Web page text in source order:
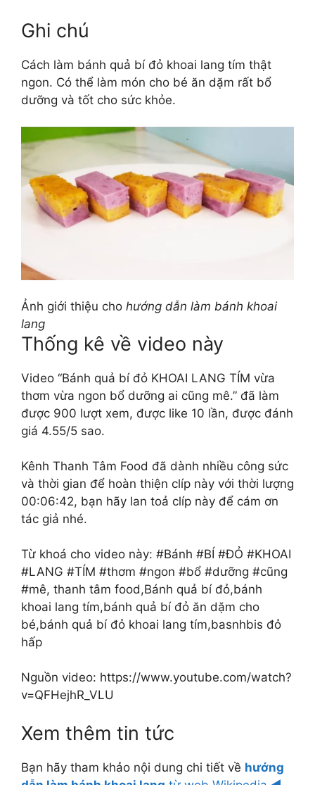
Ghi chú
Cách làm bánh quả bí đỏ khoai lang tím thật
ngon. Có thể làm món cho bé ăn dặm rất bổ
dưỡng và tốt cho sức khỏe.
Ảnh giới thiệu cho hướng dẫn làm bánh khoai
lang
Thống kê về video này
Video “Bánh quả bí đỏ KHOAI LANG TÍM vừa
thơm vừa ngon bổ dưỡng ai cũng mê.” đã làm
được 900 lượt xem, được like 10 lần, được đánh
giá 4.55/5 sao.
Kênh Thanh Tâm Food đã dành nhiều công sức
và thời gian để hoàn thiện clíp này với thời lượng
00:06:42, bạn hãy lan toả clíp này để cám ơn
tác giả nhé.
Từ khoá cho video này: #Bánh #BÍ #ĐỎ #KHOAI
#LANG #TÍM #thơm #ngon #bổ #dưỡng #cũng
#mê, thanh tâm food,Bánh quả bí đỏ,bánh
khoai lang tím,bánh quả bí đỏ ăn dặm cho
bé,bánh quả bí đỏ khoai lang tím,basnhbis đỏ
hấp
Nguồn video: https://www.youtube.com/watch?
v=QFHejhR_VLU
Xem thêm tin tức
Bạn hãy tham khảo nội dung chi tiết về hướng